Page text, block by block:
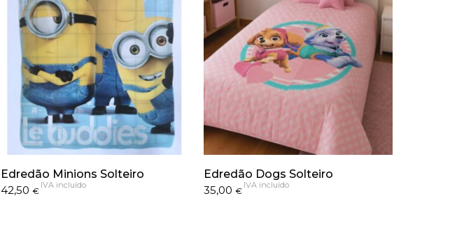
Edredão Minions Solteiro
42,50 €
IVA incluído
Edredão Dogs Solteiro
35,00 €
IVA incluído